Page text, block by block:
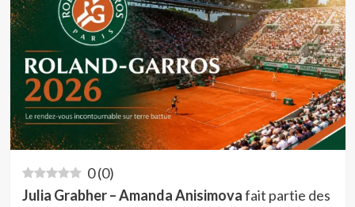
0(0)
Julia Grabher – Amanda Anisimovafait partie des